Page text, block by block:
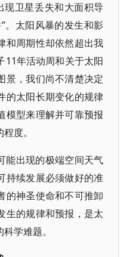
现卫星丢失和大面积导
。太阳风暴的发生和影
和周期性却依然超出我
11年活动周和关于太阳
景，我们尚不清楚决定
的太阳长期变化的规律
模型来理解并可靠预报
度。
能出现的极端空间天气
持续发展必须做好的准
的神圣使命和不可推卸
生的规律和预报，是太
学难题。